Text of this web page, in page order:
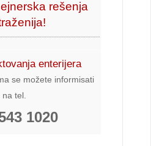
rešenja
enterijera
se možete informisati
na tel.
1020